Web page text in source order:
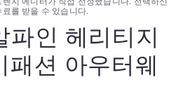
를 받을 수 있습니다.
파인 헤리티지
패션 아우터웨